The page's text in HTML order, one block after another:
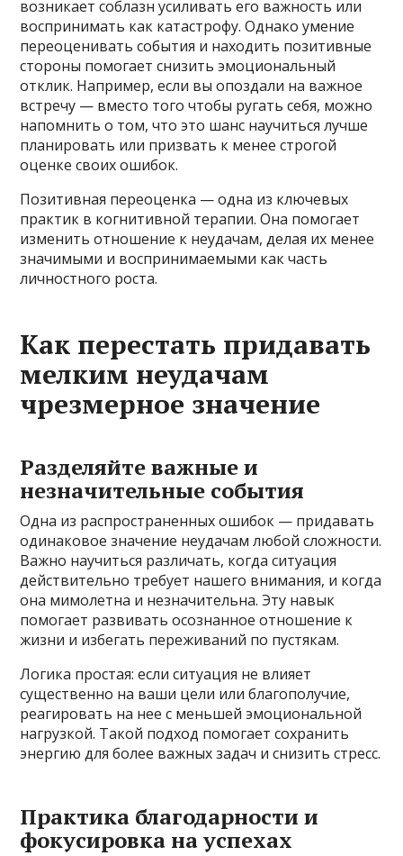
возникает соблазн усиливать его важность или
воспринимать как катастрофу. Однако умение
переоценивать события и находить позитивные
стороны помогает снизить эмоциональный
отклик. Например, если вы опоздали на важное
встречу — вместо того чтобы ругать себя, можно
напомнить о том, что это шанс научиться лучше
планировать или призвать к менее строгой
оценке своих ошибок.
Позитивная переоценка — одна из ключевых
практик в когнитивной терапии. Она помогает
изменить отношение к неудачам, делая их менее
значимыми и воспринимаемыми как часть
личностного роста.
Как перестать придавать
мелким неудачам
чрезмерное значение
Разделяйте важные и
незначительные события
Одна из распространенных ошибок — придавать
одинаковое значение неудачам любой сложности.
Важно научиться различать, когда ситуация
действительно требует нашего внимания, и когда
она мимолетна и незначительна. Эту навык
помогает развивать осознанное отношение к
жизни и избегать переживаний по пустякам.
Логика простая: если ситуация не влияет
существенно на ваши цели или благополучие,
реагировать на нее с меньшей эмоциональной
нагрузкой. Такой подход помогает сохранить
энергию для более важных задач и снизить стресс.
Практика благодарности и
фокусировка на успехах